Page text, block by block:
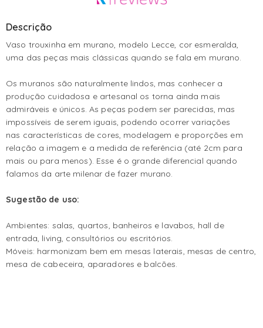
Descrição
Vaso trouxinha em murano, modelo Lecce, cor esmeralda,
uma das peças mais clássicas quando se fala em murano.
Os muranos são naturalmente lindos, mas conhecer a
produção cuidadosa e artesanal os torna ainda mais
admiráveis e únicos. As peças podem ser parecidas, mas
impossíveis de serem iguais, podendo ocorrer variações
nas características de cores, modelagem e proporções em
relação a imagem e a medida de referência (até 2cm para
mais ou para menos). Esse é o grande diferencial quando
falamos da arte milenar de fazer murano.
Sugestão de uso:
Ambientes: salas, quartos, banheiros e lavabos, hall de
entrada, living, consultórios ou escritórios.
Móveis: harmonizam bem em mesas laterais, mesas de centro,
mesa de cabeceira, aparadores e balcões.